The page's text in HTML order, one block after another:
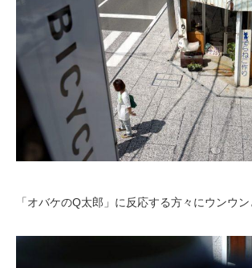
「オバケのQ太郎」に反応する方々にウンウン